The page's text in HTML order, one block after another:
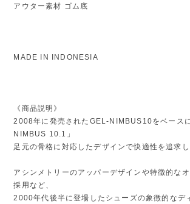
アウター素材 ゴム底
MADE IN INDONESIA
《商品説明》
2008年に発売されたGEL-NIMBUS10をベース
NIMBUS 10.1」
足元の骨格に対応したデザインで快適性を追求し
アシンメトリーのアッパーデザインや特徴的な
採用など、
2000年代後半に登場したシューズの象徴的なデ